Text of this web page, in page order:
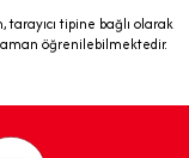
tipine bağlı olarak
öğrenilebilmektedir.